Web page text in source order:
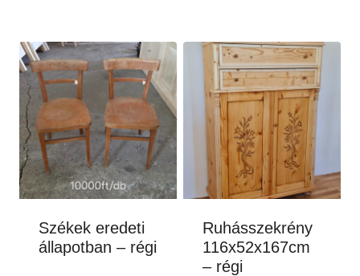
Székek eredeti
állapotban – régi
Ruhásszekrény
116x52x167cm
– régi